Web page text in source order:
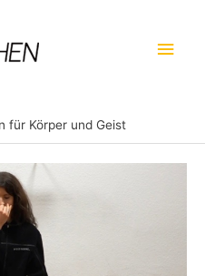
für Körper und Geist